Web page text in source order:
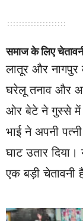
समाज के लिए
लातूर और नागपुर
घरेलू तनाव और
ओर बेटे ने गुस्से में
भाई ने अपनी
घाट उतार
एक बड़ी चेतावनी